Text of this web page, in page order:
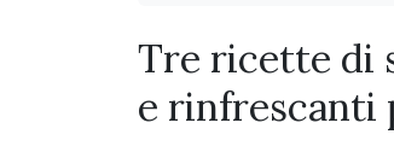
Tre ricette di
e rinfrescanti